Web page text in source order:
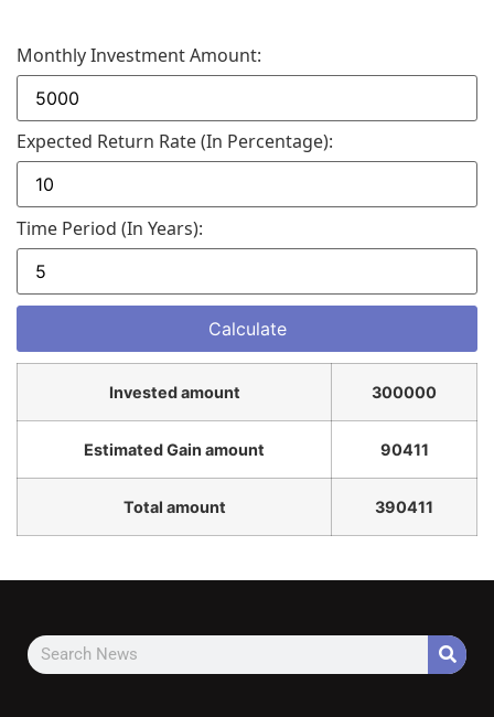
Monthly Investment Amount:
Expected Return Rate (in Percentage):
Time Period (in Years):
Invested amount 300000
Estimated Gain amount 90411
Total amount 390411